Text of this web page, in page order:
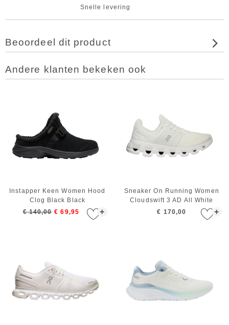
Snelle levering
Beoordeel dit product
Andere klanten bekeken ook
+
Instapper Keen Women Hood
Clog Black Black
€ 140,00 € 69,95 +
Sneaker On Running Women
Cloudswift 3 AD All White
€ 170,00